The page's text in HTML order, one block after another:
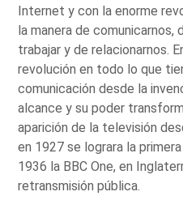
Internet y con la enorme
la manera de comunicarnos,
trabajar y de relacionarnos.
revolución en todo lo que
comunicación desde la
alcance y su poder
aparición de la televisión
en 1927 se lograra la
1936 la BBC One, en
retransmisión pública.